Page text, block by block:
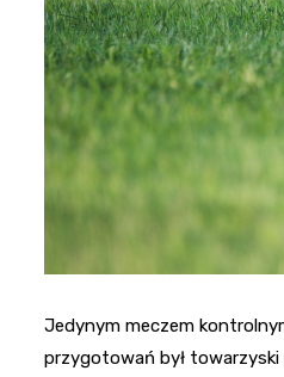
Jedynym meczem
przygotowań był towarzyski